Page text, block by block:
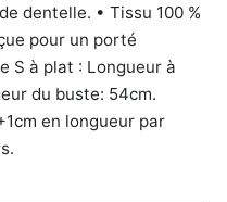
dentelle. • Tissu 100 %
pour un porté
S à plat : Longueur à
du buste: 54cm.
en longueur par